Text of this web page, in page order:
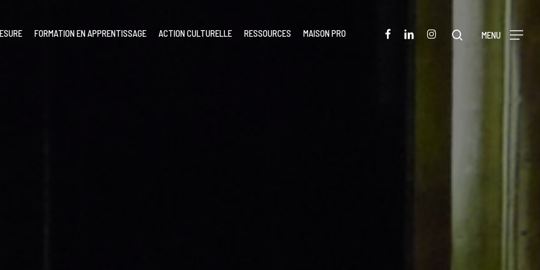
FORMATION EN APPRENTISSAGE ACTION CULTURELLE RESSOURCES MAISON PRO FACEBOOKLINKEDININSTAGRAM rechercher
MENU